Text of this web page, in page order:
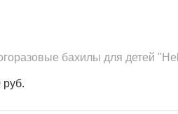
бахилы для детей
pуб.